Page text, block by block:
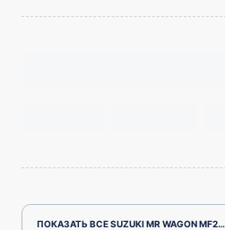
ПОКАЗАТЬ ВСЕ SUZUKI MR WAGON MF22S